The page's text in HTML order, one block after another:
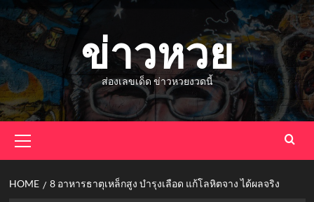
Skip
ข่าวหวย
ส่องเลขเด็ด ข่าวหวยงวดนี้
Menu
HOME 8 อาหารธาตุเหล็กสูง บำรุงเลือด แก้โลหิตจาง ได้ผลจริง